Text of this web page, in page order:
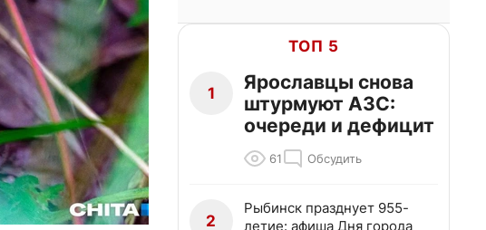
ТОП 5
1
Ярославцы снова
штурмуют АЗС:
очереди и дефицит
61 Обсудить
2
Рыбинск празднует 955-
летие: афиша Дня города